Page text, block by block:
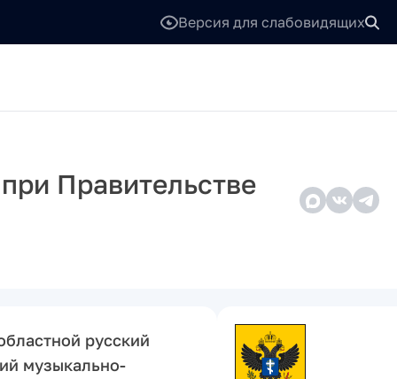
Версия для слабовидящих
Правительстве
русский
музыкально-